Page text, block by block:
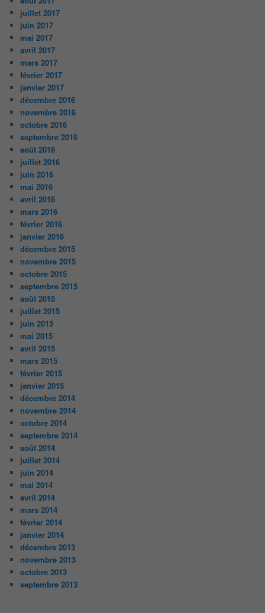
juillet 2017
juin 2017
mai 2017
avril 2017
mars 2017
février 2017
janvier 2017
décembre 2016
novembre 2016
octobre 2016
septembre 2016
août 2016
juillet 2016
juin 2016
mai 2016
avril 2016
mars 2016
février 2016
janvier 2016
décembre 2015
novembre 2015
octobre 2015
septembre 2015
août 2015
juillet 2015
juin 2015
mai 2015
avril 2015
mars 2015
février 2015
janvier 2015
décembre 2014
novembre 2014
octobre 2014
septembre 2014
août 2014
juillet 2014
juin 2014
mai 2014
avril 2014
mars 2014
février 2014
janvier 2014
décembre 2013
novembre 2013
octobre 2013
septembre 2013